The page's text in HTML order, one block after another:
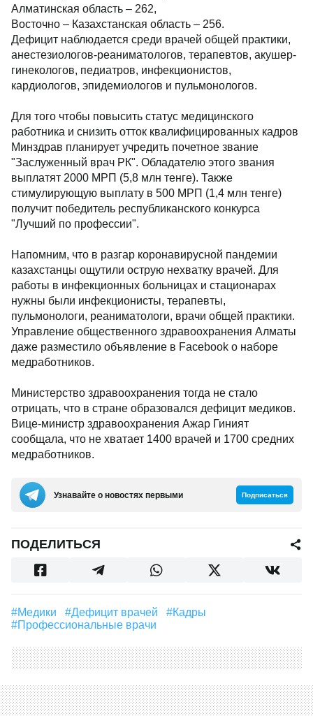
Алматинская область – 262,
Восточно – Казахстанская область – 256.
Дефицит наблюдается среди врачей общей практики,
анестезиологов-реаниматологов, терапевтов, акушер-
гинекологов, педиатров, инфекционистов,
кардиологов, эпидемиологов и пульмонологов.
Для того чтобы повысить статус медицинского
работника и снизить отток квалифицированных кадров
Минздрав планирует учредить почетное звание
"Заслуженный врач РК". Обладателю этого звания
выплатят 2000 МРП (5,8 млн тенге). Также
стимулирующую выплату в 500 МРП (1,4 млн тенге)
получит победитель республиканского конкурса
"Лучший по профессии".
Напомним, что в разгар коронавирусной пандемии
казахстанцы ощутили острую нехватку врачей. Для
работы в инфекционных больницах и стационарах
нужны были инфекционисты, терапевты,
пульмонологи, реаниматологи, врачи общей практики.
Управление общественного здравоохранения Алматы
даже разместило объявление в Facebook о наборе
медработников.
Министерство здравоохранения тогда не стало
отрицать, что в стране образовался дефицит медиков.
Вице-министр здравоохранения Ажар Гиният
сообщала, что не хватает 1400 врачей и 1700 средних
медработников.
Узнавайте о новостях первыми Подписаться
ПОДЕЛИТЬСЯ
#Медики #дефицит врачей
#кадры
#профессиональные врачи